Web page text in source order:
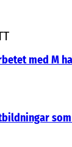
med M